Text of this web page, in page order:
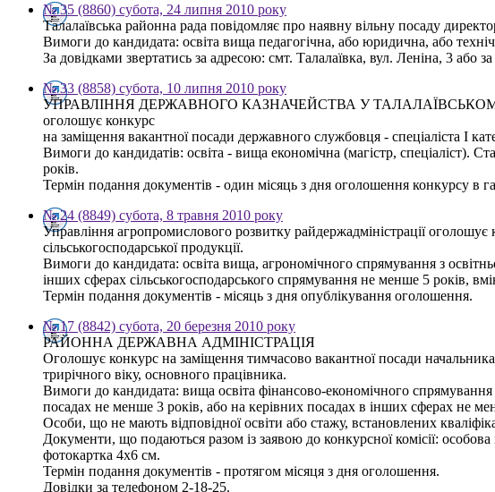
№ 35 (8860) субота, 24 липня 2010 року
Талалаївська районна рада повідомляє про наявну вільну посаду
Вимоги до кандидата: освіта вища педагогічна, або юридична, або
За довідками звертатись за адресою: смт. Талалаївка, вул. Леніна, 3 або
№ 33 (8858) субота, 10 липня 2010 року
УПРАВЛІННЯ ДЕРЖАВНОГО КАЗНАЧЕЙСТВА У
оголошує конкурс
на заміщення вакантної посади державного службовця - спеціаліста І
Вимоги до кандидатів: освіта - вища економічна (магістр,
років.
Термін подання документів - один місяць з дня оголошення конкурсу в
№ 24 (8849) субота, 8 травня 2010 року
Управління агропромислового розвитку райдержадміністрації
сільськогосподарської продукції.
Вимоги до кандидата: освіта вища, агрономічного спрямування з
інших сферах сільськогосподарського спрямування не менше 5 років,
Термін подання документів - місяць з дня опублікування оголошення.
№ 17 (8842) субота, 20 березня 2010 року
РАЙОННА ДЕРЖАВНА АДМІНІСТРАЦІЯ
Оголошує конкурс на заміщення тимчасово вакантної посади
трирічного віку, основного працівника.
Вимоги до кандидата: вища освіта фінансово-економічного спрямування
посадах не менше 3 років, або на керівних посадах в інших сферах не
Особи, що не мають відповідної освіти або стажу, встановлених
Документи, що подаються разом із заявою до конкурсної комісії:
фотокартка 4х6 см.
Термін подання документів - протягом місяця з дня оголошення.
Довідки за телефоном 2-18-25.